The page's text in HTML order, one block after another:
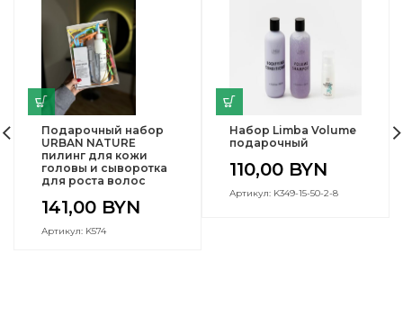
Подарочный набор
URBAN NATURE
пилинг для кожи
головы и сыворотка
для роста волос
141,00 BYN
Артикул: K574
Набор Limba Volume
подарочный
110,00 BYN
Артикул: K349-15-50-2-8